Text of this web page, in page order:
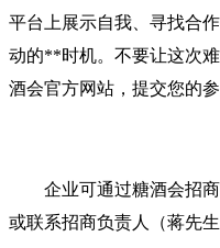
平台上展示自我、寻找合
动的**时机。不要让这次
酒会官方网站，提交您的参
企业可通过糖酒会招商
或联系招商负责人（蒋先生